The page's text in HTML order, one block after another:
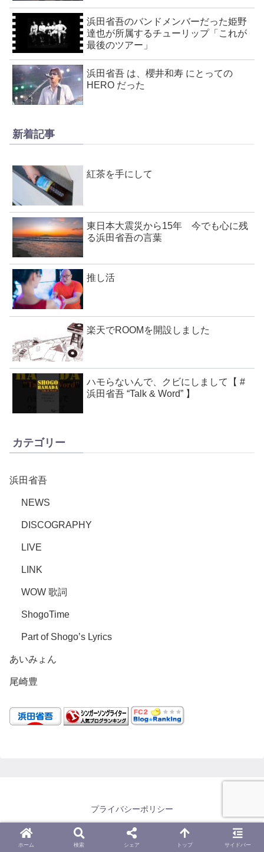
浜田省吾のバンドメンバーだった姫野
達也が所属するチューリップ「これが
最後のツアー」
浜田省吾 は、櫻井和寿 にとっての
HERO だった
新着記事
紅茶を手にして
東日本大震災から15年 今でも心に残
る浜田省吾の言葉
推し活
楽天でROOMを開設しました
ハモらないんで、クビにしまして【 #
浜田省吾 “Talk & Word” 】
カテゴリー
浜田省吾
NEWS
DISCOGRAPHY
LIVE
LINK
WOW 歌詞
ShogoTime
Part of Shogo’s Lyrics
あいみょん
尾崎豊
プライバシーポリシー
Copyright © うたろぐ All Rights Reserved.
ホーム 検索 シェア トップ サイドバー